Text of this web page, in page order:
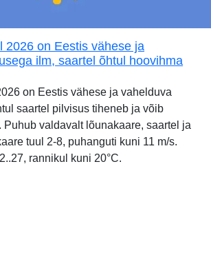
2026 on Eestis vähese ja
ilm, saartel õhtul hoovihma
on Eestis vähese ja vahelduva
saartel pilvisus tiheneb ja võib
Puhub valdavalt lõunakaare, saartel ja
tuul 2-8, puhanguti kuni 11 m/s.
rannikul kuni 20°C.